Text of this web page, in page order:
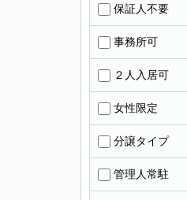
保証人不要
事務所可
２人入居可
女性限定
分譲タイプ
管理人常駐